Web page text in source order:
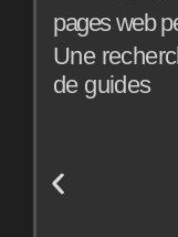
pages web
Une
de guides